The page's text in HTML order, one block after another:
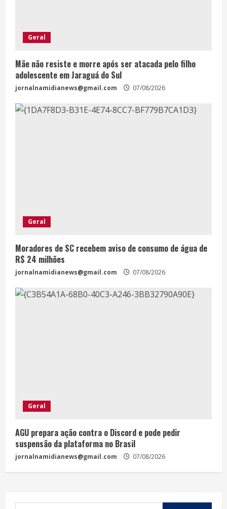
Geral
Mãe não resiste e morre após ser atacada pelo filho
adolescente em Jaraguá do Sul
jornalnamidianews@gmail.com 07/08/2026
Geral
Moradores de SC recebem aviso de consumo de água de
R$ 24 milhões
jornalnamidianews@gmail.com 07/08/2026
Geral
AGU prepara ação contra o Discord e pode pedir
suspensão da plataforma no Brasil
jornalnamidianews@gmail.com 07/08/2026